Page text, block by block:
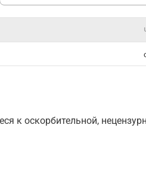
к оскорбительной,